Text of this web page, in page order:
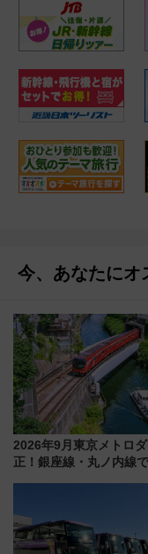
今、あなたにオ
2026年9月東京メトロ
正！銀座線・丸ノ内線